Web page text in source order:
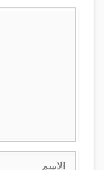
الاسم